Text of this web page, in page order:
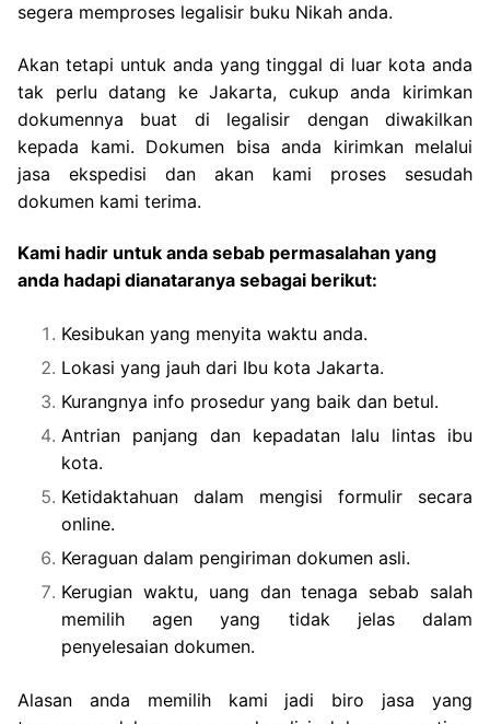
segera memproses legalisir buku Nikah anda.
Akan tetapi untuk anda yang tinggal di luar kota anda
tak perlu datang ke Jakarta, cukup anda kirimkan
dokumennya buat di legalisir dengan diwakilkan
kepada kami. Dokumen bisa anda kirimkan melalui
jasa ekspedisi dan akan kami proses sesudah
dokumen kami terima.
Kami hadir untuk anda sebab permasalahan yang
anda hadapi dianataranya sebagai berikut:
Kesibukan yang menyita waktu anda.
Lokasi yang jauh dari Ibu kota Jakarta.
Kurangnya info prosedur yang baik dan betul.
Antrian panjang dan kepadatan lalu lintas ibu
kota.
Ketidaktahuan dalam mengisi formulir secara
online.
Keraguan dalam pengiriman dokumen asli.
Kerugian waktu, uang dan tenaga sebab salah
memilih agen yang tidak jelas dalam
penyelesaian dokumen.
Alasan anda memilih kami jadi biro jasa yang